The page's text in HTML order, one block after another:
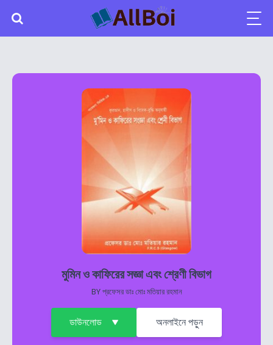
মুমিন ও কাফিরের সজ্ঞা এবং শ্রেণী বিভাগ
BYপ্রফেসর ডাঃ মোঃ মতিয়ার রহমান
ডাউনলোড অনলাইনে পড়ুন